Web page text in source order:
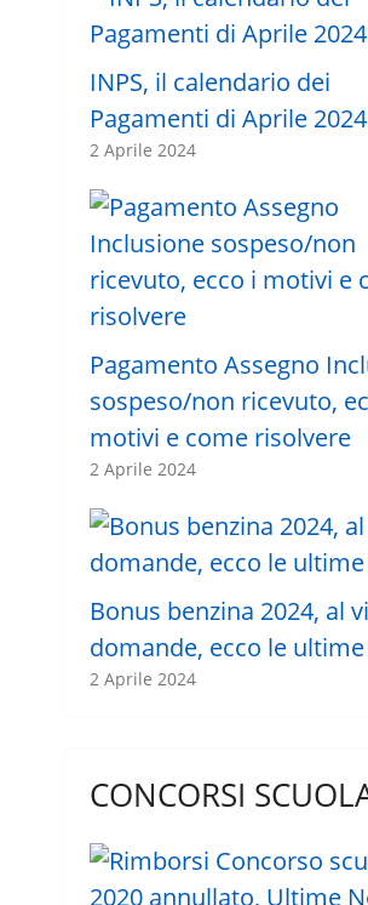
INPS, il calendario dei
Pagamenti di Aprile 2024
2 Aprile 2024
Pagamento Assegno
sospeso/non ricevuto,
motivi e come risolvere
2 Aprile 2024
Bonus benzina 2024, al
domande, ecco le
2 Aprile 2024
CONCORSI